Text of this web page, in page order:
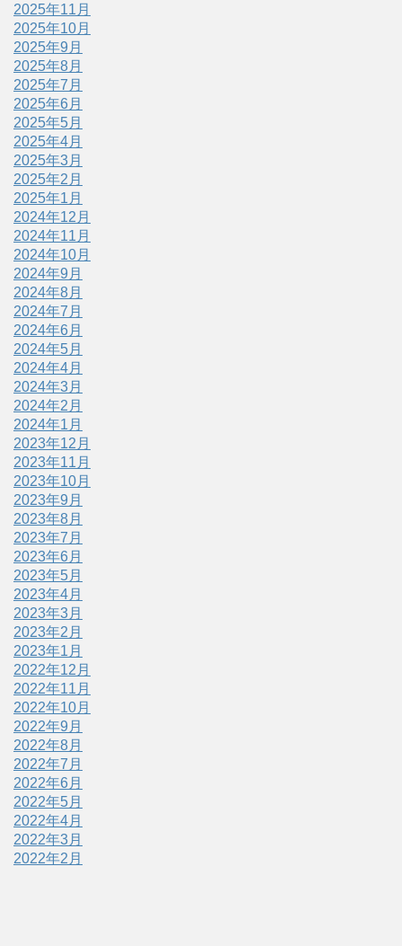
2025年11月
2025年10月
2025年9月
2025年8月
2025年7月
2025年6月
2025年5月
2025年4月
2025年3月
2025年2月
2025年1月
2024年12月
2024年11月
2024年10月
2024年9月
2024年8月
2024年7月
2024年6月
2024年5月
2024年4月
2024年3月
2024年2月
2024年1月
2023年12月
2023年11月
2023年10月
2023年9月
2023年8月
2023年7月
2023年6月
2023年5月
2023年4月
2023年3月
2023年2月
2023年1月
2022年12月
2022年11月
2022年10月
2022年9月
2022年8月
2022年7月
2022年6月
2022年5月
2022年4月
2022年3月
2022年2月